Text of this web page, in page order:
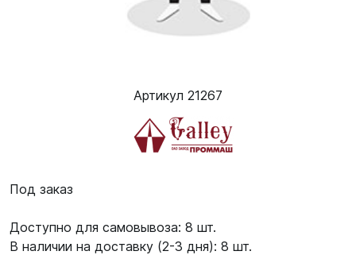
Артикул 21267
Под заказ
Доступно для самовывоза: 8 шт.
В наличии на доставку (2-3 дня): 8 шт.